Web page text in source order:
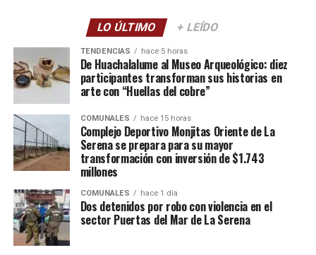
LO ÚLTIMO + LEÍDO
TENDENCIAS hace 5 horas
De Huachalalume al Museo Arqueológico: diez
participantes transforman sus historias en
arte con “Huellas del cobre”
COMUNALES hace 15 horas
Complejo Deportivo Monjitas Oriente de La
Serena se prepara para su mayor
transformación con inversión de $1.743
millones
COMUNALES hace 1 día
Dos detenidos por robo con violencia en el
sector Puertas del Mar de La Serena